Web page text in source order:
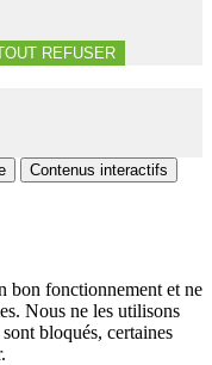
REFUSER
Contenus interactifs
bon fonctionnement et ne
Nous ne les utilisons
bloqués, certaines